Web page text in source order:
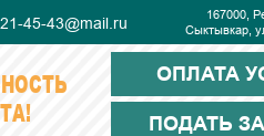
21-45-43@mail.ru
167000,
Сыктывкар,
ОПЛАТА
ПОДАТЬ